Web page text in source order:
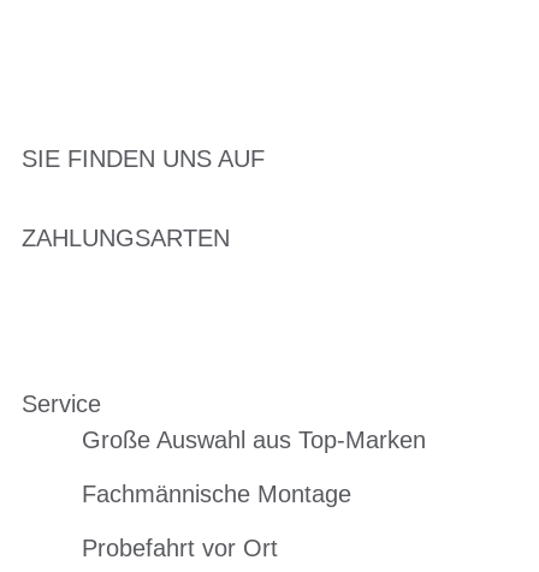
SIE FINDEN UNS AUF
ZAHLUNGSARTEN
Service
Große Auswahl aus Top-Marken
Fachmännische Montage
Probefahrt vor Ort